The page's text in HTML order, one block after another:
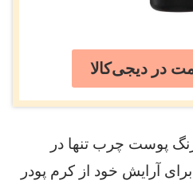
در دیجی‌کالا
پوست چرب تنها در
آرایش خود از کرم پودر